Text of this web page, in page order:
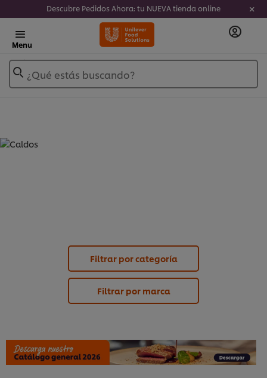
Descubre Pedidos Ahora: tu NUEVA tienda online
Menu
¿Qué estás buscando?
Filtrar por categoría
Filtrar por marca